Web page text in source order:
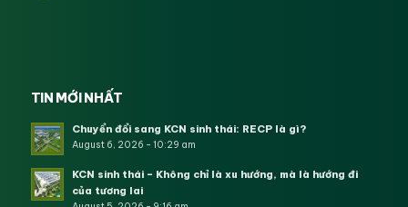
TIN MỚI NHẤT
Chuyển đổi sang KCN sinh thái: RECP là gì?
August 6, 2026 - 10:29 am
KCN sinh thái – Không chỉ là xu hướng, mà là hướng đi
của tương lai